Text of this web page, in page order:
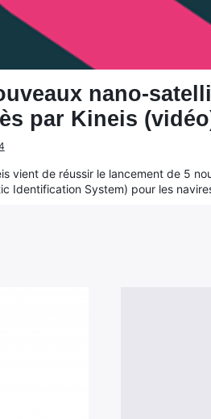
nano-
par Kineis
vient de réussir le lancement de 5
Identification System) pour les